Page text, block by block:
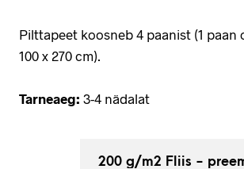
Pilttapeet koosneb 4 paanist (1 paan
100 x 270 cm).
Tarneaeg: 3-4 nädalat